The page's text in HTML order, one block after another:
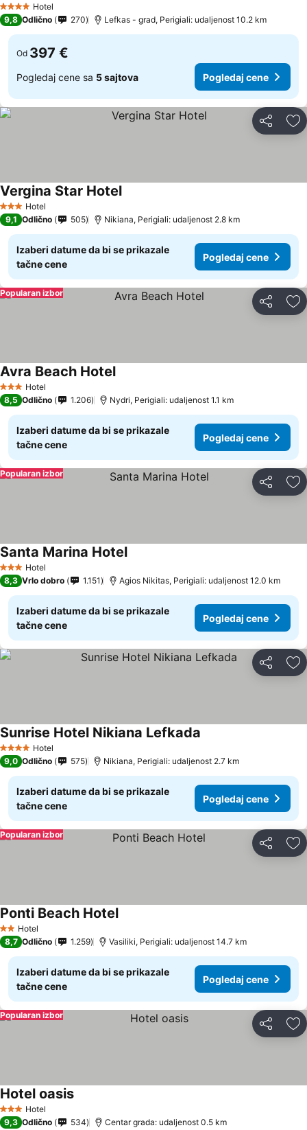
4 ZvezdiceHotel
9,8 Odlično 270 Lefkas - grad, Perigiali: udaljenost 10.2 km
Od 397 €
Pogledaj cene sa 5 sajtova Pogledaj cene
Deli
3 Zvezdice
Hotel
Vergina Star Hotel
9,1 Odlično 505 Nikiana, Perigiali: udaljenost 2.8 km
Izaberi datume da bi se prikazale
tačne cene
Pogledaj cene
Deli
Popularan izbor
3 Zvezdice
Hotel
Avra Beach Hotel
8,5 Odlično 1.206 Nydri, Perigiali: udaljenost 1.1 km
Izaberi datume da bi se prikazale
tačne cene
Pogledaj cene
Deli
Popularan izbor
3 Zvezdice
Hotel
Santa Marina Hotel
8,3 Vrlo dobro 1.151 Agios Nikitas, Perigiali: udaljenost 12.0 km
Izaberi datume da bi se prikazale
tačne cene
Pogledaj cene
Deli
4 ZvezdiceHotel
Sunrise Hotel Nikiana Lefkada
9,0 Odlično 575 Nikiana, Perigiali: udaljenost 2.7 km
Izaberi datume da bi se prikazale
tačne cene
Pogledaj cene
Deli
Popularan izbor
2 Zvezdice
Hotel
Ponti Beach Hotel
8,7 Odlično 1.259 Vasiliki, Perigiali: udaljenost 14.7 km
Izaberi datume da bi se prikazale
tačne cene
Pogledaj cene
Deli
Popularan izbor
3 Zvezdice
Hotel
Hotel oasis
9,3 Odlično 534 Centar grada: udaljenost 0.5 km